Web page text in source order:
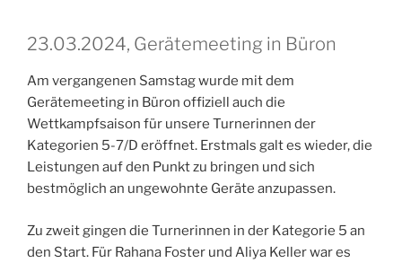
23.03.2024, Gerätemeeting in Büron
Am vergangenen Samstag wurde mit dem
Gerätemeeting in Büron offiziell auch die
Wettkampfsaison für unsere Turnerinnen der
Kategorien 5-7/D eröffnet. Erstmals galt es wieder, die
Leistungen auf den Punkt zu bringen und sich
bestmöglich an ungewohnte Geräte anzupassen.
Zu zweit gingen die Turnerinnen in der Kategorie 5 an
den Start. Für Rahana Foster und Aliya Keller war es